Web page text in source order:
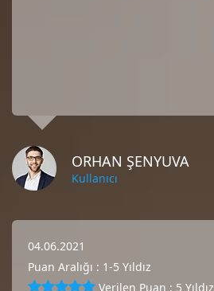
ORHAN ŞENYUVA
Kullanıcı
04.06.2021
Puan Aralığı : 1-5 Yıldız
Verilen Puan : 5 Yıldız